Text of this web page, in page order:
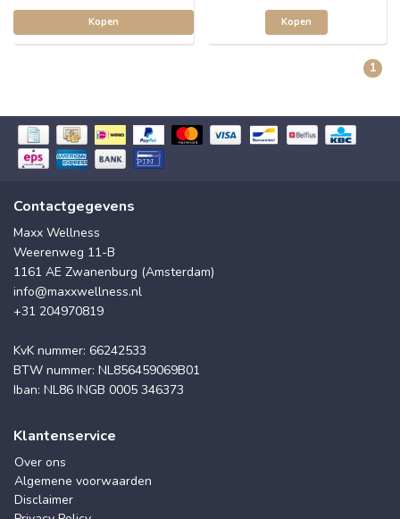
Kopen Kopen
1
Contactgegevens
Maxx Wellness
Weerenweg 11-B
1161 AE Zwanenburg (Amsterdam)
info@maxxwellness.nl
+31 204970819
KvK nummer: 66242533
BTW nummer: NL856459069B01
Iban: NL86 INGB 0005 346373
Klantenservice
Over ons
Algemene voorwaarden
Disclaimer